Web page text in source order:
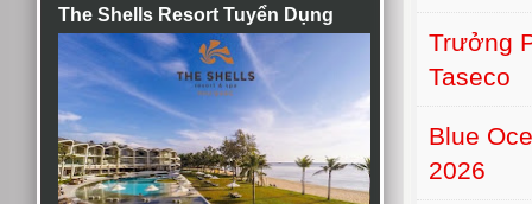
The Shells Resort Tuyển Dụng
Trưởng
Taseco
Blue
2026